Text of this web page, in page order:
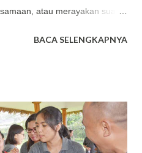
atau merayakan suatu
organisasi, atau keluarga.
untuk meningkatkan
antar anggota
komunitas, atau anggota
BACA SELENGKAPNYA